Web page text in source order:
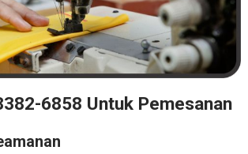
6858 Untuk Pemesanan